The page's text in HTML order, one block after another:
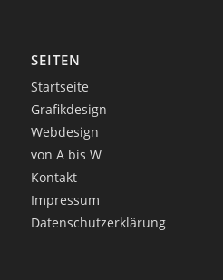
SEITEN
Startseite
Grafikdesign
Webdesign
von A bis W
Kontakt
Impressum
Datenschutzerklärung